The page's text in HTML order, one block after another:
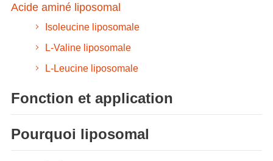
Acide aminé liposomal
Isoleucine liposomale
L-Valine liposomale
L-Leucine liposomale
Fonction et application
Pourquoi liposomal